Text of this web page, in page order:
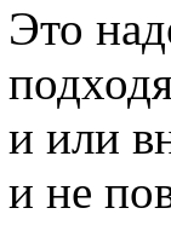
Это
и или
и не